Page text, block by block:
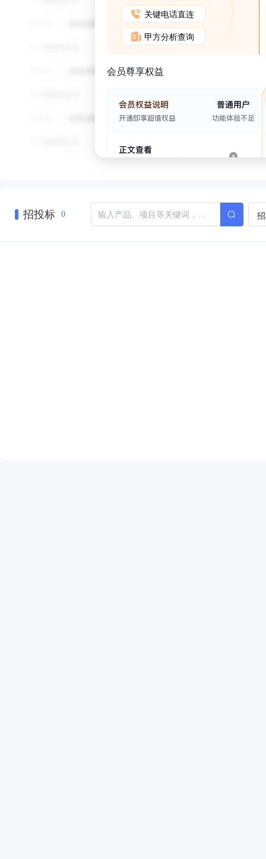
关键电话直连
甲方分析查询
会员尊享权益
招投标 0